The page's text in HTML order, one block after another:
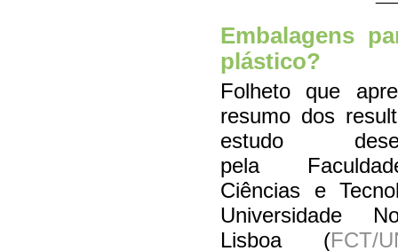
Embalagens
plástico?
Folheto que
resumo dos
estudo
pela
Ciências e
Universidade
Lisboa (FCT/